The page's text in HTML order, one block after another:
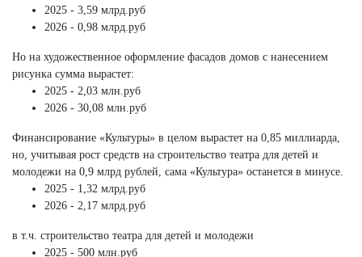
2025 - 3,59 млрд.руб
2026 - 0,98 млрд.руб
Но на художественное оформление фасадов домов с нанесением
рисунка сумма вырастет:
2025 - 2,03 млн.руб
2026 - 30,08 млн.руб
Финансирование «Культуры» в целом вырастет на 0,85 миллиарда,
но, учитывая рост средств на строительство театра для детей и
молодежи на 0,9 млрд рублей, сама «Культура» останется в минусе.
2025 - 1,32 млрд.руб
2026 - 2,17 млрд.руб
в т.ч. строительство театра для детей и молодежи
2025 - 500 млн.руб